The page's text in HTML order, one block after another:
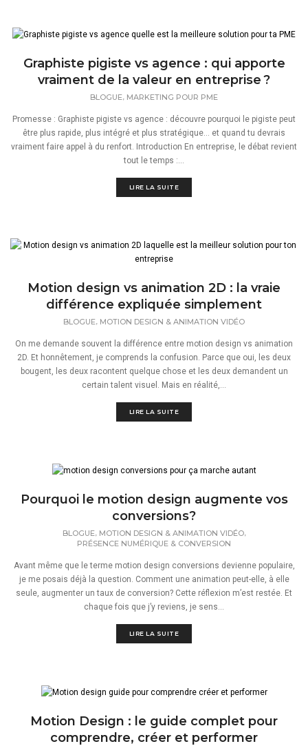
Graphiste pigiste vs agence : qui apporte
vraiment de la valeur en entreprise ?
BLOGUE, MARKETING POUR PME
Promesse : Graphiste pigiste vs agence : découvre pourquoi le pigiste peut
être plus rapide, plus intégré et plus stratégique… et quand tu devrais
vraiment faire appel à du renfort. Introduction En entreprise, le débat revient
tout le temps :...
LIRE LA SUITE
Motion design vs animation 2D : la vraie
différence expliquée simplement
BLOGUE, MOTION DESIGN & ANIMATION VIDÉO
On me demande souvent la différence entre motion design vs animation
2D. Et honnêtement, je comprends la confusion. Parce que oui, les deux
bougent, les deux racontent quelque chose et les deux demandent un
certain talent visuel. Mais en réalité,...
LIRE LA SUITE
Pourquoi le motion design augmente vos
conversions?
BLOGUE, MOTION DESIGN & ANIMATION VIDÉO,
PRÉSENCE NUMÉRIQUE & CONVERSION
Avant même que le terme motion design conversions devienne populaire,
je me posais déjà la question. Comment une animation peut-elle, à elle
seule, augmenter un taux de conversion? Cette réflexion m’est restée. Et
chaque fois que j’y reviens, je sens...
LIRE LA SUITE
Motion Design : le guide complet pour
comprendre, créer et performer